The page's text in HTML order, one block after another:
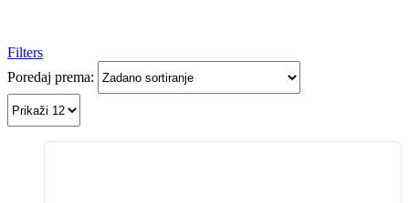
Filters
Poredaj prema: